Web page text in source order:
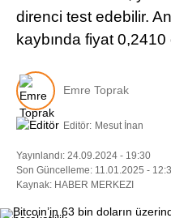
direnci test edebilir.
kaybında fiyat
Emre Toprak
Editör: Mesut İnan
Yayınlandı: 24.09.2024 - 19:30
Son Güncelleme: 11.01.2025 -
Kaynak: HABER MERKEZI